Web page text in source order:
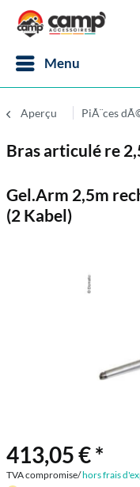
Menu
Aperçu PiÃ¨ces
Bras articulé re
Gel.Arm 2,5m
(2 Kabel)
413,05 € *
TVA compromise/hors frais